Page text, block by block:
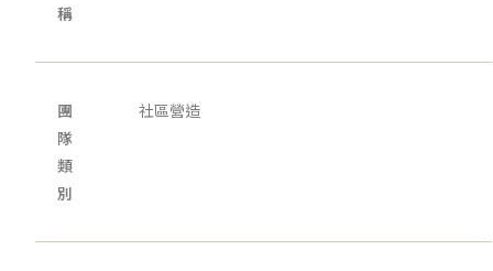
稱
團
隊
類
別
社區營造